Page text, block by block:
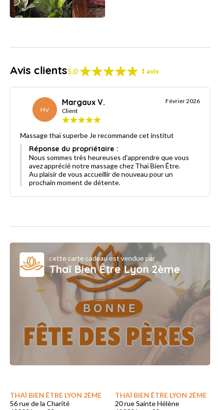
Avis clients5.0 1 avis
MV
Margaux V.
Client
Février 2026
Massage thaï superbe Je recommande cet institut
Réponse du propriétaire :
Nous sommes très heureuses d'apprendre que vous
avez apprécié notre massage chez Thaï Bien Être.
Au plaisir de vous accueillir de nouveau pour un
prochain moment de détente.
cette carte cadeau est vendue par
Thaï Bien Être Lyon 2ème
THAÏ BIEN ÊTRE LYON 2ÈME
56 rue de la Charité
THAÏ BIEN ÊTRE LYON 2ÈME
20 rue Sainte Hélène